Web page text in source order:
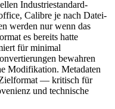
Industriestandard-
Calibre je nach Datei-
werden nur wenn das
es bereits hatte
für minimal
bewahren
Modifikation. Metadaten
— kritisch für
und technische